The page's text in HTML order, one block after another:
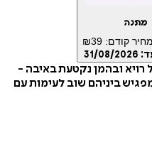
₪39
31/08/
נקטעת באיבה -
שוב לעימות עם